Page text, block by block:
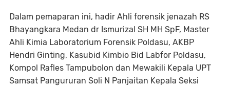
Dalam pemaparan ini, hadir Ahli forensik jenazah RS
Bhayangkara Medan dr Ismurizal SH MH SpF, Master
Ahli Kimia Laboratorium Forensik Poldasu, AKBP
Hendri Ginting, Kasubid Kimbio Bid Labfor Poldasu,
Kompol Rafles Tampubolon dan Mewakili Kepala UPT
Samsat Pangururan Soli N Panjaitan Kepala Seksi